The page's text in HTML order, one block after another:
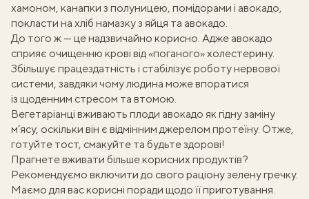
хамоном, канапки з полуницею, помідорами і авокадо,
покласти на хліб намазку з яйця та авокадо.
До того ж — це надзвичайно корисно. Адже авокадо
сприяє очищенню крові від «поганого» холестерину.
Збільшує працездатність і стабілізує роботу нервової
системи, завдяки чому людина може впоратися
із щоденним стресом та втомою.
Вегетаріанці вживають плоди авокадо як гідну заміну
м’ясу, оскільки він є відмінним джерелом протеїну. Отже,
готуйте тост, смакуйте та будьте здорові!
Прагнете вживати більше корисних продуктів?
Рекомендуємо включити до свого раціону зелену гречку.
Маємо для васкорисні поради щодо її приготування.